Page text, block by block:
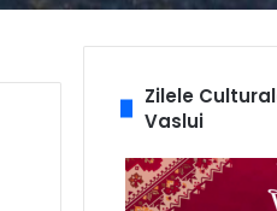
Zilele
Vaslui